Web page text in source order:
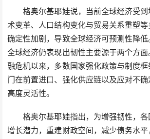
格奥尔基耶娃说，当前全球经济受到
术变革、人口结构变化与贸易关系重塑
确定性加剧，导致全球经济可预测性降低
全球经济仍表现出韧性主要源于两个方
融危机以来，多数国家强化政策与制度
门在前置进口、强化供应链以及应对不
高度灵活性。
格奥尔基耶娃指出，为增强韧性，各
增长潜力，重建财政空间，减少债务水平